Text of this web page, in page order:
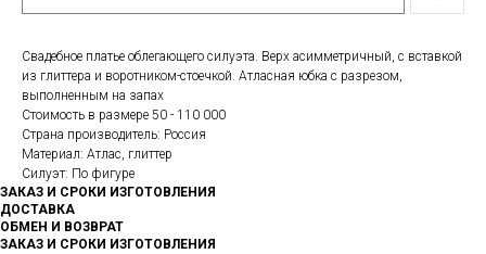
Свадебное платье облегающего силуэта. Верх асимметричный, с вставкой
из глиттера и воротником-стоечкой. Атласная юбка с разрезом,
выполненным на запах
Стоимость в размере 50 - 110 000
Страна производитель: Россия
Материал: Атлас, глиттер
Силуэт: По фигуре
ЗАКАЗ И СРОКИ ИЗГОТОВЛЕНИЯ
ДОСТАВКА
ОБМЕН И ВОЗВРАТ
ЗАКАЗ И СРОКИ ИЗГОТОВЛЕНИЯ